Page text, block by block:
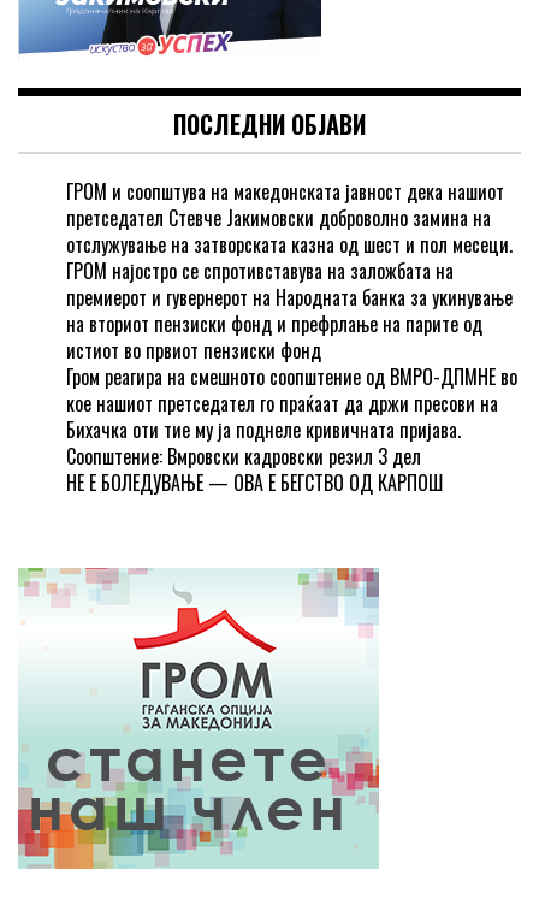
ПОСЛЕДНИ ОБЈАВИ
ГРОМ и соопштува на македонската јавност дека нашиот
претседател Стевче Јакимовски доброволно замина на
отслужување на затворската казна од шест и пол месеци.
ГРОМ најостро се спротивставува на заложбата на
премиерот и гувернерот на Народната банка за укинување
на вториот пензиски фонд и префрлање на парите од
истиот во првиот пензиски фонд
Гром реагира на смешното соопштение од ВМРО-ДПМНЕ во
кое нашиот претседател го праќаат да држи пресови на
Бихачка оти тие му ја поднеле кривичната пријава.
Соопштение: Вмровски кадровски резил 3 дел
НЕ Е БОЛЕДУВАЊЕ — ОВА Е БЕГСТВО ОД КАРПОШ